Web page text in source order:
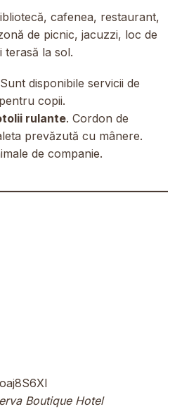
cafenea, restaurant,
de picnic, jacuzzi, loc de
terasă la sol.
disponibile servicii de
copii.
rulante. Cordon de
prevăzută cu mânere.
de companie.
Boutique Hotel